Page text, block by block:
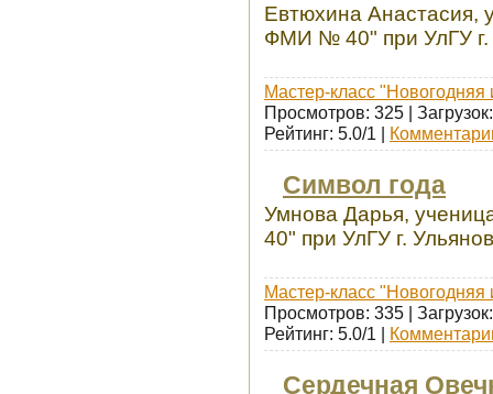
Евтюхина Анастасия,
ФМИ № 40" при УлГУ г.
Мастер-класс
Просмотров: 325 |
Рейтинг: 5.0/1 |
Символ года
Умнова Дарья,
40" при УлГУ г.
Мастер-класс
Просмотров: 335 |
Рейтинг: 5.0/1 |
Сердечная